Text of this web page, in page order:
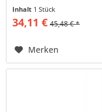
Inhalt 1 Stück
34,11 € 45,48 € *
Merken